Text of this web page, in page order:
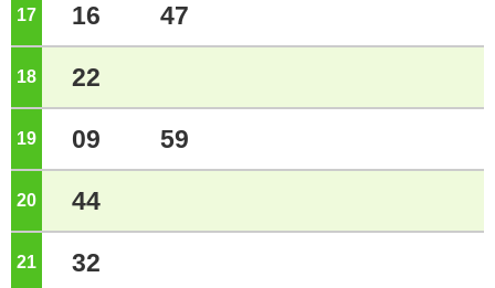
17 16 47
18 22
19 09 59
20 44
21 32